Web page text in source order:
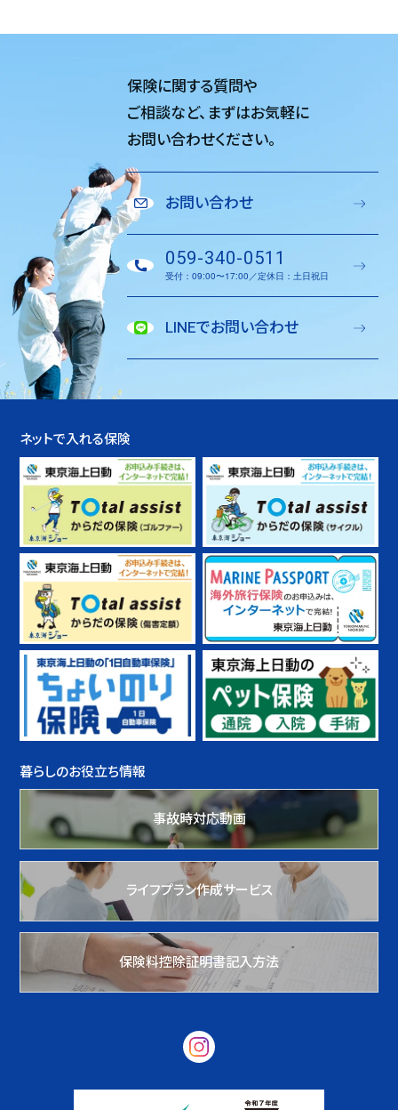
保険に関する質問や
ご相談など、 まずはお気軽に
お問い合わせください。
お問い合わせ
059-340-0511
受付：09:00〜17:00／定休日：土日祝日
LINEでお問い合わせ
ネットで入れる保険
暮らしのお役立ち情報
事故時対応動画
ライフプラン作成サービス
保険料控除証明書記入方法